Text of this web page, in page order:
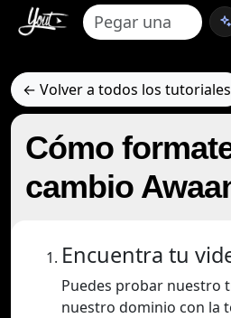
← Volver a todos los tutoriales
Cómo
cambio
Encuentra tu
Puedes probar nuestro
nuestro dominio con la